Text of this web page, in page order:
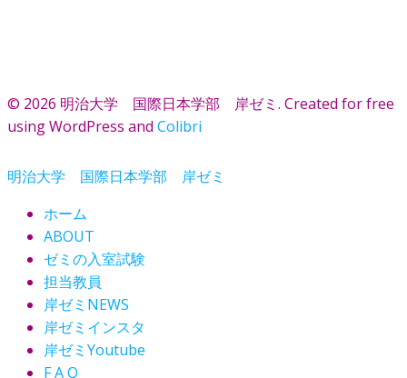
© 2026 明治大学 国際日本学部 岸ゼミ. Created for free
using WordPress and Colibri
明治大学 国際日本学部 岸ゼミ
ホーム
ABOUT
ゼミの入室試験
担当教員
岸ゼミNEWS
岸ゼミインスタ
岸ゼミYoutube
F A Q